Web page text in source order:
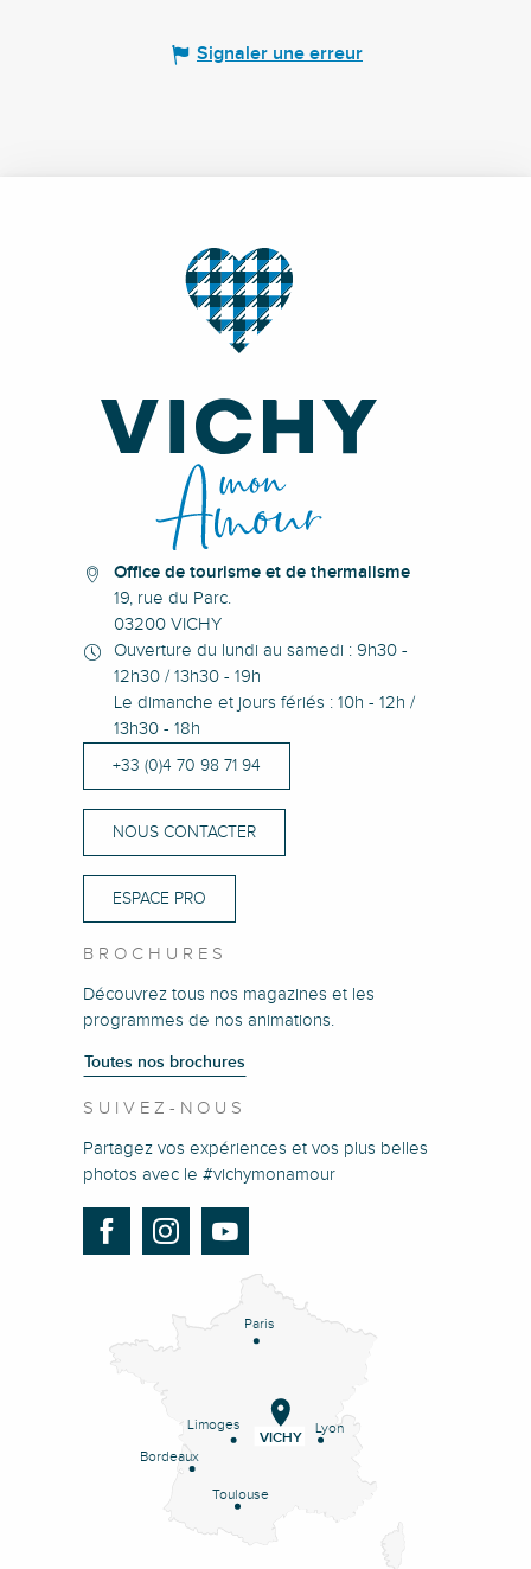
Signaler une erreur
Office de tourisme et de thermalisme
19, rue du Parc.
03200 VICHY
Ouverture du lundi au samedi : 9h30 -
12h30 / 13h30 - 19h
Le dimanche et jours fériés : 10h - 12h /
13h30 - 18h
+33 (0)4 70 98 71 94
NOUS CONTACTER
ESPACE PRO
BROCHURES
Découvrez tous nos magazines et les
programmes de nos animations.
Toutes nos brochures
SUIVEZ-NOUS
Partagez vos expériences et vos plus belles
photos avec le #vichymonamour
Paris
Lyon
Limoges
Bordeaux
Toulouse
VICHY